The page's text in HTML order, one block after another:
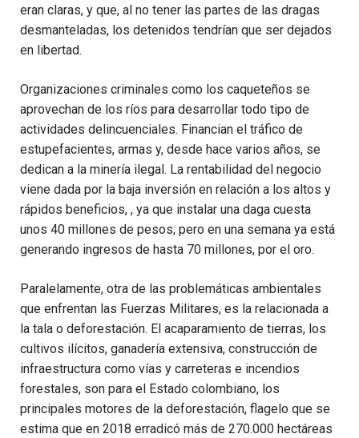
eran claras, y que, al no tener las partes de las dragas
desmanteladas, los detenidos tendrían que ser dejados
en libertad.
Organizaciones criminales como los caqueteños se
aprovechan de los ríos para desarrollar todo tipo de
actividades delincuenciales. Financian el tráfico de
estupefacientes, armas y, desde hace varios años, se
dedican a la minería ilegal. La rentabilidad del negocio
viene dada por la baja inversión en relación a los altos y
rápidos beneficios, , ya que instalar una daga cuesta
unos 40 millones de pesos; pero en una semana ya está
generando ingresos de hasta 70 millones, por el oro.
Paralelamente, otra de las problemáticas ambientales
que enfrentan las Fuerzas Militares, es la relacionada a
la tala o deforestación. El acaparamiento de tierras, los
cultivos ilícitos, ganadería extensiva, construcción de
infraestructura como vías y carreteras e incendios
forestales, son para el Estado colombiano, los
principales motores de la deforestación, flagelo que se
estima que en 2018 erradicó más de 270.000 hectáreas